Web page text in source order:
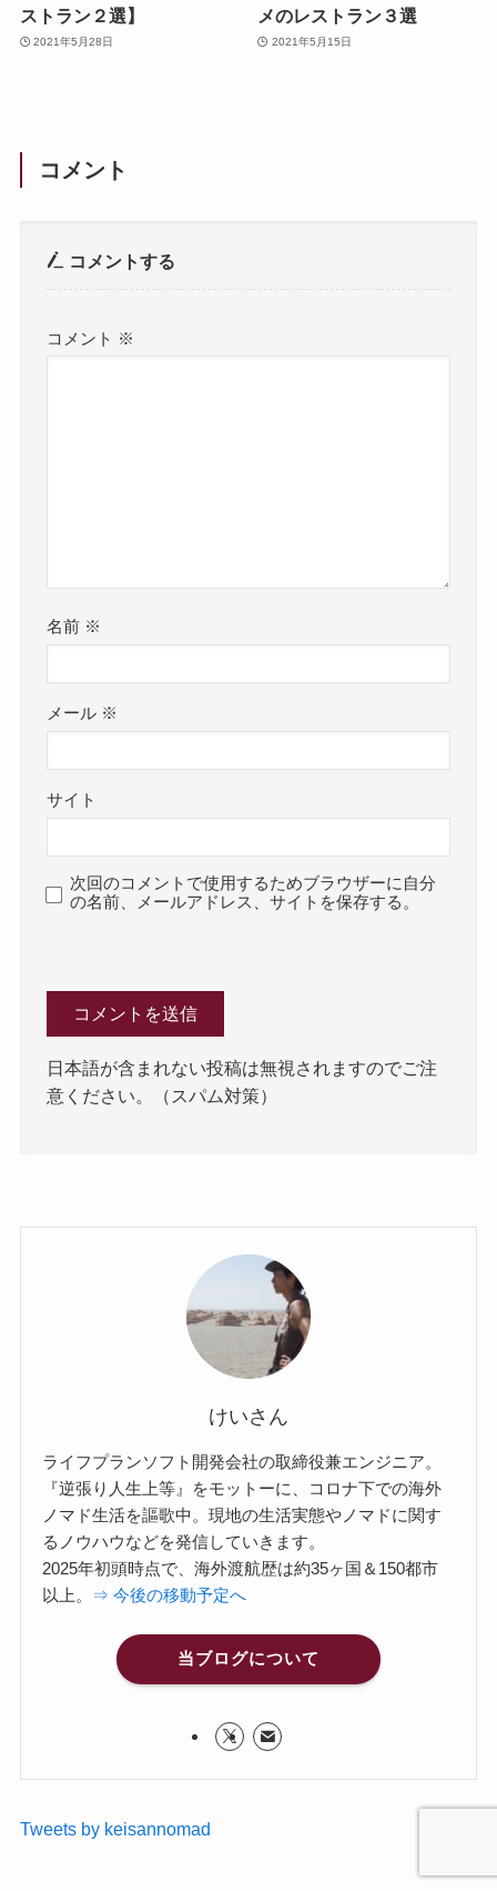
ストラン２選】
2021年5月28日
メのレストラン３選
2021年5月15日
コメント
コメントする
コメント ※
名前 ※
メール ※
サイト
次回のコメントで使用するためブラウザーに自分
の名前、メールアドレス、サイトを保存する。
日本語が含まれない投稿は無視されますのでご注
意ください。（スパム対策）
けいさん
ライフプランソフト開発会社の取締役兼エンジニア。
『逆張り人生上等』をモットーに、コロナ下での海外
ノマド生活を謳歌中。現地の生活実態やノマドに関す
るノウハウなどを発信していきます。
2025年初頭時点で、海外渡航歴は約35ヶ国＆150都市
以上。
⇒ 今後の移動予定へ
当ブログについて
Tweets by keisannomad